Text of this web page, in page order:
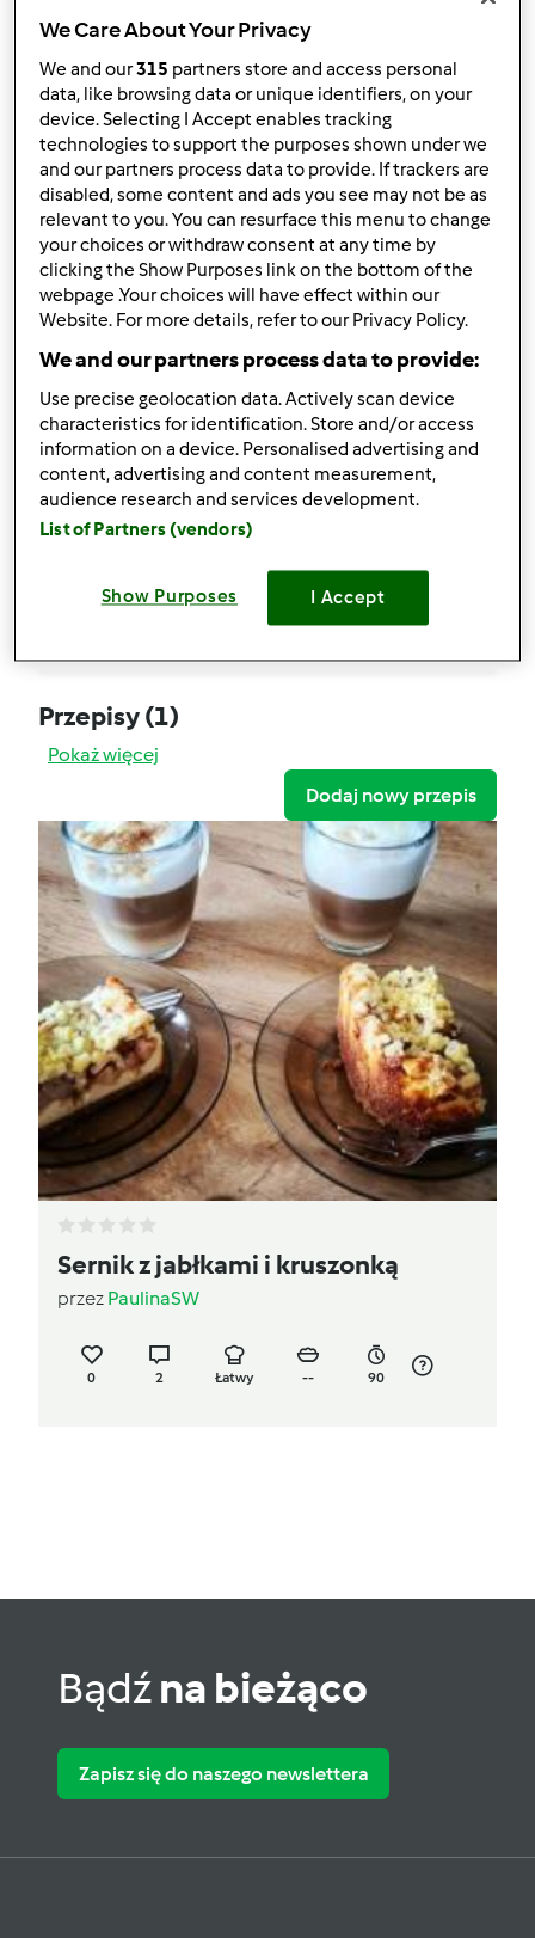
Obserwuj Block
PaulinaSW
Aktualna liczba punktów użytkownika: 10
Który model Thermomix ® posiadasz?
tm6
Najlepszy przepis
Sernik z jabłkami i kruszonką
Najczęściej komentowany przepis
Komentarze
Przepisy(1)
Pokaż więcej
Dodaj nowy przepis
Sernik z jabłkami i kruszonką
przez PaulinaSW
0 2 Łatwy -- 90
Bądźna bieżąco
Zapisz się do naszego newslettera
We Care About Your Privacy
We and our315 partners store and access personal
data, like browsing data or unique identifiers, on your
device. Selecting I Accept enables tracking
technologies to support the purposes shown under we
and our partners process data to provide. If trackers are
disabled, some content and ads you see may not be as
relevant to you. You can resurface this menu to change
your choices or withdraw consent at any time by
clicking the Show Purposes link on the bottom of the
webpage .Your choices will have effect within our
Website. For more details, refer to our Privacy Policy.
We and our partners process data to provide:
Use precise geolocation data. Actively scan device
characteristics for identification. Store and/or access
information on a device. Personalised advertising and
content, advertising and content measurement,
audience research and services development.
List of Partners (vendors)
Show Purposes I Accept